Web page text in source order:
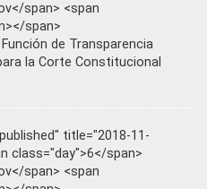
span> <span
span>
de Transparencia
la Corte Constitucional
title="2018-11-
class="day">6</span>
span> <span